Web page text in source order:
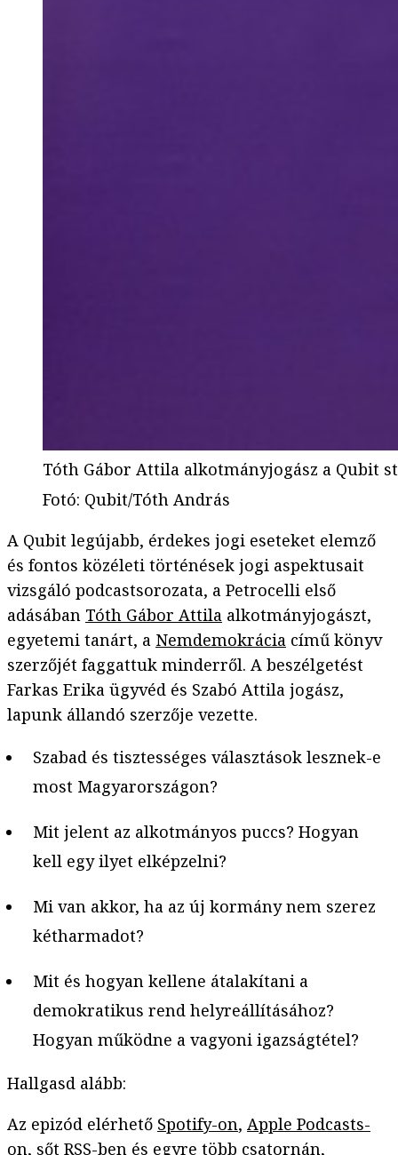
Tóth Gábor Attila alkotmányjogász a Qubit
Fotó: Qubit/Tóth András
A Qubit legújabb, érdekes jogi eseteket elemző
és fontos közéleti történések jogi aspektusait
vizsgáló podcastsorozata, a Petrocelli első
adásában Tóth Gábor Attila alkotmányjogászt,
egyetemi tanárt, a Nemdemokrácia című könyv
szerzőjét faggattuk minderről. A beszélgetést
Farkas Erika ügyvéd és Szabó Attila jogász,
lapunk állandó szerzője vezette.
Szabad és tisztességes választások lesznek-e
most Magyarországon?
Mit jelent az alkotmányos puccs? Hogyan
kell egy ilyet elképzelni?
Mi van akkor, ha az új kormány nem szerez
kétharmadot?
Mit és hogyan kellene átalakítani a
demokratikus rend helyreállításához?
Hogyan működne a vagyoni igazságtétel?
Hallgasd alább:
Az epizód elérhető Spotify-on, Apple Podcasts-
on, sőt RSS-ben és egyre több csatornán,